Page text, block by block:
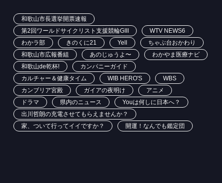
和歌山市長選挙開票速報
第2回ワールドサイクリスト支援競輪GIII
WTV NEWS6
わかラ部
きのくに21 Yell
ちゃぶ台おかわり
和歌山市広報番組
あのじゅうよ〜
わかやま医療ナビ
和歌山de乾杯!
カンパニーガイド
カルチャー＆健康タイム
WIB HERO'S
WBS
カンブリア宮殿
ガイアの夜明け
アニメ
ドラマ
県内のニュース
Youは何しに日本へ？
出川哲朗の充電させてもらえませんか？
家、ついて行ってイイですか？
開運！なんでも鑑定団